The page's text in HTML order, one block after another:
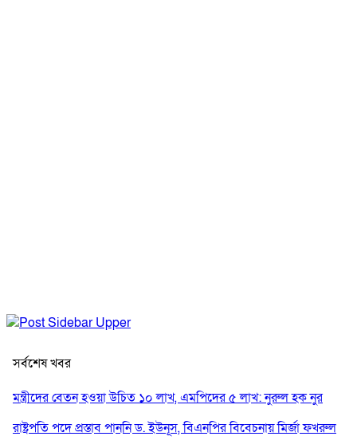
সর্বশেষ খবর
মন্ত্রীদের বেতন হওয়া উচিত ১০ লাখ, এমপিদের ৫ লাখ: নুরুল হক নুর
রাষ্ট্রপতি পদে প্রস্তাব পাননি ড. ইউনূস, বিএনপির বিবেচনায় মির্জা ফখরুল